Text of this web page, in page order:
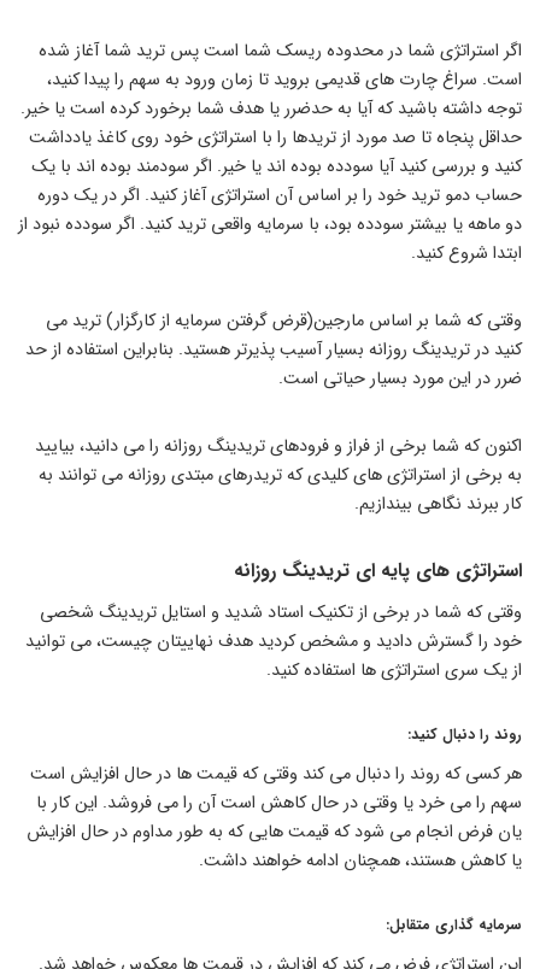
اگر استراتژی شما در محدوده ریسک شما است پس ترید شما آغاز شده
است. سراغ چارت های قدیمی بروید تا زمان ورود به سهم را پیدا کنید،
توجه داشته باشید که آیا به حدضرر یا هدف شما برخورد کرده است یا خیر.
حداقل پنجاه تا صد مورد از تریدها را با استراتژی خود روی کاغذ یادداشت
کنید و بررسی کنید آیا سودده بوده اند یا خیر. اگر سودمند بوده اند با یک
حساب دمو ترید خود را بر اساس آن استراتژی آغاز کنید. اگر در یک دوره
دو ماهه یا بیشتر سودده بود، با سرمایه واقعی ترید کنید. اگر سودده نبود از
ابتدا شروع کنید.
وقتی که شما بر اساس مارجین(قرض گرفتن سرمایه از کارگزار) ترید می
کنید در تریدینگ روزانه بسیار آسیب پذیرتر هستید. بنابراین استفاده از حد
ضرر در این مورد بسیار حیاتی است.
اکنون که شما برخی از فراز و فرودهای تریدینگ روزانه را می دانید، بیایید
به برخی از استراتژی های کلیدی که تریدرهای مبتدی روزانه می توانند به
کار ببرند نگاهی بیندازیم.
استراتژی های پایه ای تریدینگ روزانه
وقتی که شما در برخی از تکنیک استاد شدید و استایل تریدینگ شخصی
خود را گسترش دادید و مشخص کردید هدف نهاییتان چیست، می توانید
از یک سری استراتژی ها استفاده کنید.
روند را دنبال کنید:
هر کسی که روند را دنبال می کند وقتی که قیمت ها در حال افزایش است
سهم را می خرد یا وقتی در حال کاهش است آن را می فروشد. این کار با
یان فرض انجام می شود که قیمت هایی که به طور مداوم در حال افزایش
یا کاهش هستند، همچنان ادامه خواهند داشت.
سرمایه گذاری متقابل: